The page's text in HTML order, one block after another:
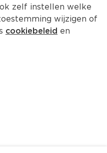
zelf instellen welke
wijzigen of
cookiebeleid en